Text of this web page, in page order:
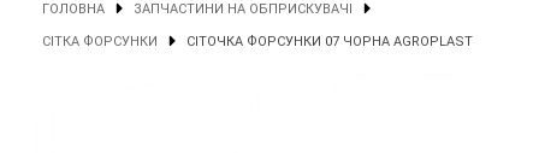
ГОЛОВНА ЗАПЧАСТИНИ НА ОБПРИСКУВАЧІ
СІТКА ФОРСУНКИ СІТОЧКА ФОРСУНКИ 07 ЧОРНА AGROPLAST